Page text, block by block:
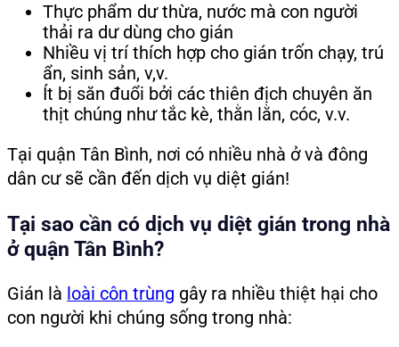
Thực phẩm dư thừa, nước mà con người
thải ra dư dùng cho gián
Nhiều vị trí thích hợp cho gián trốn chạy, trú
ẩn, sinh sản, v,v.
Ít bị săn đuổi bởi các thiên địch chuyên ăn
thịt chúng như tắc kè, thằn lằn, cóc, v.v.
Tại quận Tân Bình, nơi có nhiều nhà ở và đông
dân cư sẽ cần đến dịch vụ diệt gián!
Tại sao cần có dịch vụ diệt gián trong nhà
ở quận Tân Bình?
Gián là loài côn trùng gây ra nhiều thiệt hại cho
con người khi chúng sống trong nhà: